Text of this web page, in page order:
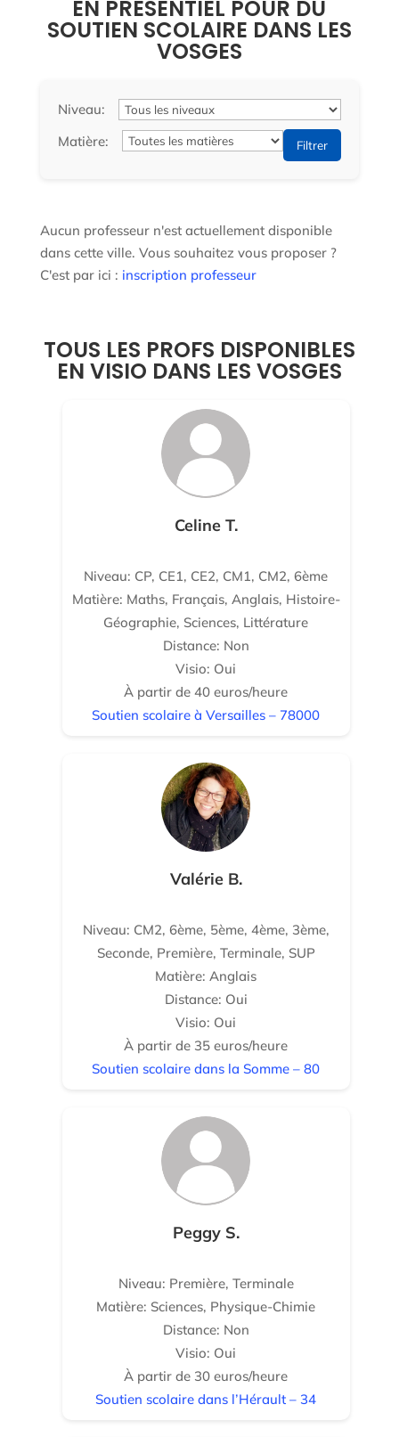
EN PRÉSENTIEL POUR DU
SOUTIEN SCOLAIRE DANS LES
VOSGES
Niveau:
Matière:
Filtrer
Aucun professeur n'est actuellement disponible
dans cette ville. Vous souhaitez vous proposer ?
C'est par ici : inscription professeur
TOUS LES PROFS DISPONIBLES
EN VISIO DANS LES VOSGES
Celine T.
Niveau: CP, CE1, CE2, CM1, CM2, 6ème
Matière: Maths, Français, Anglais, Histoire-
Géographie, Sciences, Littérature
Distance: Non
Visio: Oui
À partir de 40 euros/heure
Soutien scolaire à Versailles – 78000
Valérie B.
Niveau: CM2, 6ème, 5ème, 4ème, 3ème,
Seconde, Première, Terminale, SUP
Matière: Anglais
Distance: Oui
Visio: Oui
À partir de 35 euros/heure
Soutien scolaire dans la Somme – 80
Peggy S.
Niveau: Première, Terminale
Matière: Sciences, Physique-Chimie
Distance: Non
Visio: Oui
À partir de 30 euros/heure
Soutien scolaire dans l’Hérault – 34